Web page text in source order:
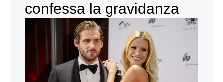
confessa la gravidanza